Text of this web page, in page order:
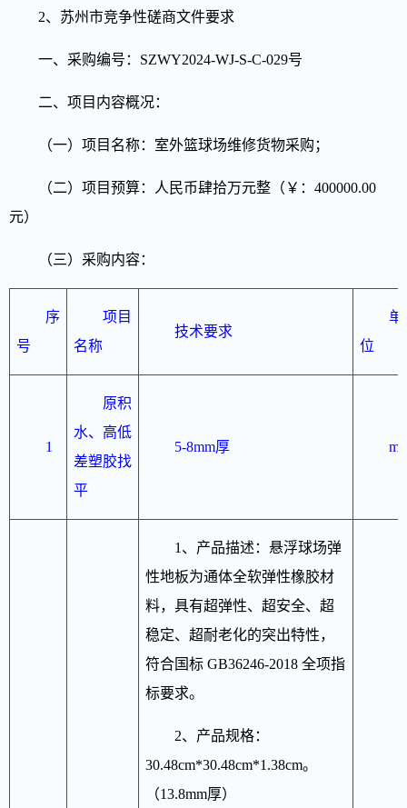
2、苏州市竞争性磋商文件要求
一、采购编号：SZWY2024-WJ-S-C-029号
二、项目内容概况：
（一）项目名称：室外篮球场维修货物采购；
（二）项目预算：人民币肆拾万元整（￥：400000.00
元）
（三）采购内容：
序
号
项目
名称
技术要求
单
位
1
原积
水、高低
差塑胶找
平
5-8mm厚 m2
1、产品描述：悬浮球场弹
性地板为通体全软弹性橡胶材
料，具有超弹性、超安全、超
稳定、超耐老化的突出特性，
符合国标 GB36246-2018 全项指
标要求。
2、产品规格：
30.48cm*30.48cm*1.38cm。
（13.8mm厚）